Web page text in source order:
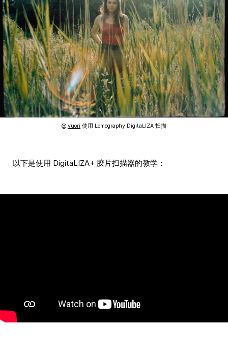
@ vuori 使用 Lomography DigitaLIZA 扫描
以下是使用 DigitaLIZA+ 胶片扫描器的教学：